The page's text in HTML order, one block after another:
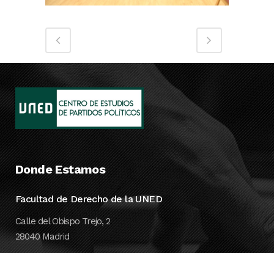
Donde Estamos
Facultad de Derecho de la UNED
Calle del Obispo Trejo, 2
28040 Madrid